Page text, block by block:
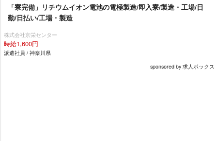
「寮完備」リチウムイオン電池の電極製造/即入寮/製造・工場/日
勤/日払い/工場・製造
株式会社京栄センター
時給1,600円
派遣社員 / 神奈川県
sponsored by 求人ボックス